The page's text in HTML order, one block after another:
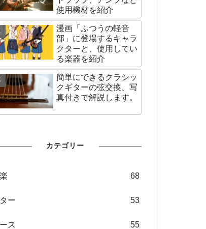
使用機材を紹介
漫画「ふつうの軽音
部」に登場するキャラ
クターと、使用してい
る楽器を紹介
簡単にできるクラシッ
クギターの弦交換、写
真付きで解説します。
カテゴリー
68
ー 53
ス 55